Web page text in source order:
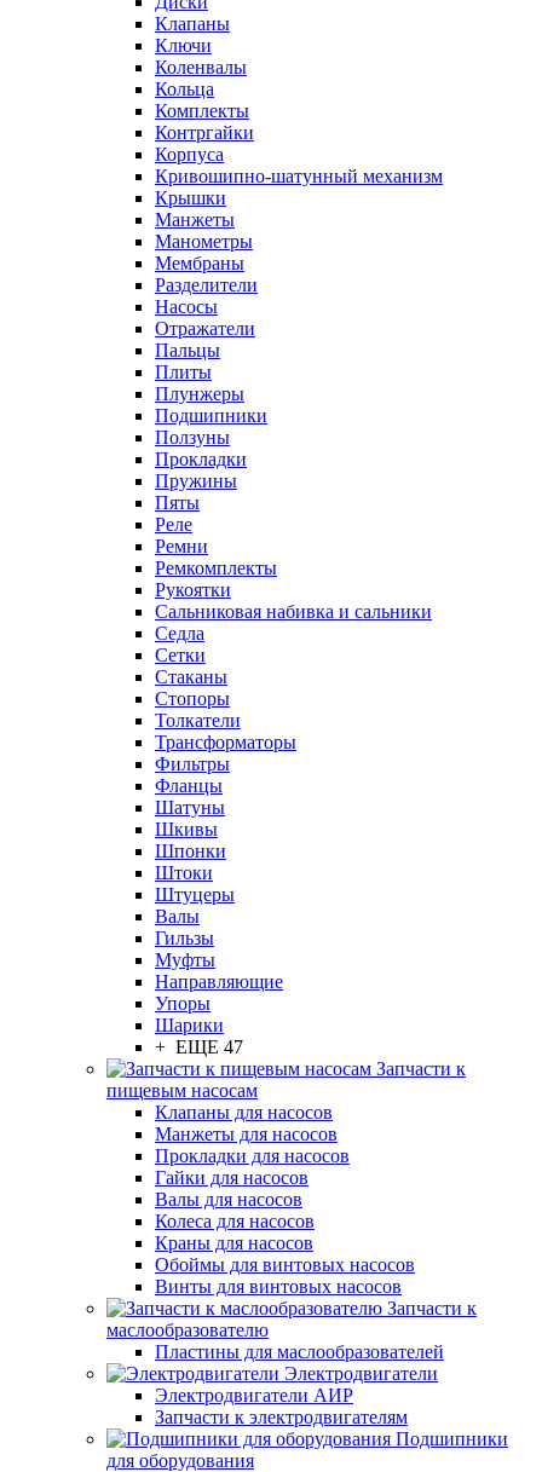
Клапаны
Ключи
Коленвалы
Кольца
Комплекты
Контргайки
Корпуса
Кривошипно-шатунный механизм
Крышки
Манжеты
Манометры
Мембраны
Разделители
Насосы
Отражатели
Пальцы
Плиты
Плунжеры
Подшипники
Ползуны
Прокладки
Пружины
Пяты
Реле
Ремни
Ремкомплекты
Рукоятки
Сальниковая набивка и сальники
Седла
Сетки
Стаканы
Стопоры
Толкатели
Трансформаторы
Фильтры
Фланцы
Шатуны
Шкивы
Шпонки
Штоки
Штуцеры
Валы
Гильзы
Муфты
Направляющие
Упоры
Шарики
+ ЕЩЕ 47
Запчасти к
пищевым насосам
Клапаны для насосов
Манжеты для насосов
Прокладки для насосов
Гайки для насосов
Валы для насосов
Колеса для насосов
Краны для насосов
Обоймы для винтовых насосов
Винты для винтовых насосов
Запчасти к
маслообразователю
Пластины для маслообразователей
Электродвигатели
Электродвигатели АИР
Запчасти к электродвигателям
Подшипники
для оборудования